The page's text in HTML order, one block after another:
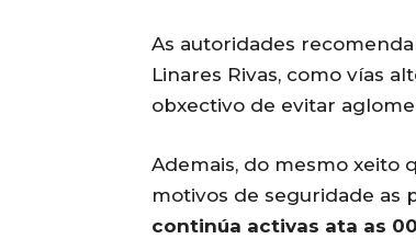
As autoridades
Linares Rivas, como vías
obxectivo de evitar
Ademais, do mesmo xeito
motivos de seguridade as
continúa activas ata as